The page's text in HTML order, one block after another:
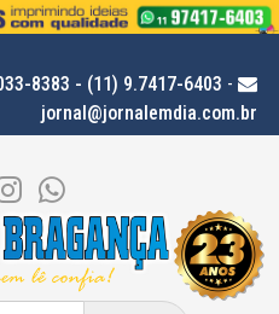
8383 - (11) 9.7417-6403 -
jornal@jornalemdia.com.br